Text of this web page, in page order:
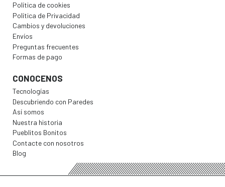
Política de cookies
Política de Privacidad
Cambios y devoluciones
Envíos
Preguntas frecuentes
Formas de pago
CONOCENOS
Tecnologías
Descubriendo con Paredes
Así somos
Nuestra historia
Pueblitos Bonitos
Contacte con nosotros
Blog